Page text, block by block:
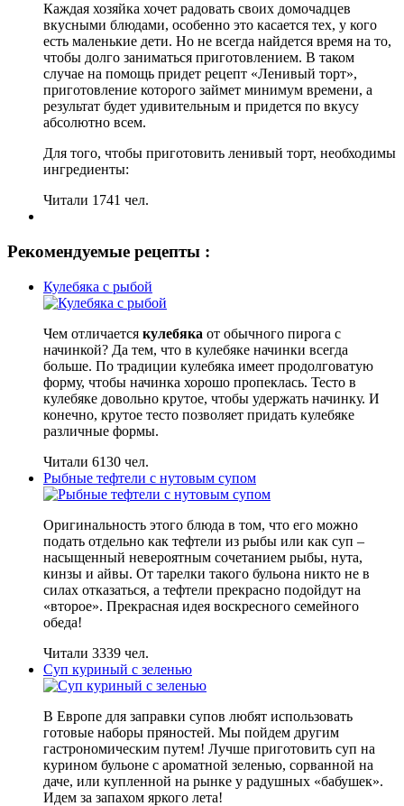
Каждая хозяйка хочет радовать своих домочадцев
вкусными блюдами, особенно это касается тех, у кого
есть маленькие дети. Но не всегда найдется время на то,
чтобы долго заниматься приготовлением. В таком
случае на помощь придет рецепт «Ленивый торт»,
приготовление которого займет минимум времени, а
результат будет удивительным и придется по вкусу
абсолютно всем.
Для того, чтобы приготовить ленивый торт, необходимы
ингредиенты:
Читали 1741 чел.
Рекомендуемые рецепты :
Кулебяка с рыбой
Чем отличается кулебяка от обычного пирога с
начинкой? Да тем, что в кулебяке начинки всегда
больше. По традиции кулебяка имеет продолговатую
форму, чтобы начинка хорошо пропеклась. Тесто в
кулебяке довольно крутое, чтобы удержать начинку. И
конечно, крутое тесто позволяет придать кулебяке
различные формы.
Читали 6130 чел.
Рыбные тефтели с нутовым супом
Оригинальность этого блюда в том, что его можно
подать отдельно как тефтели из рыбы или как суп –
насыщенный невероятным сочетанием рыбы, нута,
кинзы и айвы. От тарелки такого бульона никто не в
силах отказаться, а тефтели прекрасно подойдут на
«второе». Прекрасная идея воскресного семейного
обеда!
Читали 3339 чел.
Суп куриный с зеленью
В Европе для заправки супов любят использовать
готовые наборы пряностей. Мы пойдем другим
гастрономическим путем! Лучше приготовить суп на
курином бульоне с ароматной зеленью, сорванной на
даче, или купленной на рынке у радушных «бабушек».
Идем за запахом яркого лета!